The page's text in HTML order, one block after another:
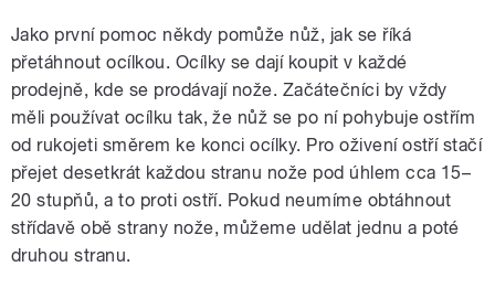
Jako první pomoc někdy pomůže nůž, jak se říká
přetáhnout ocílkou. Ocílky se dají koupit v každé
prodejně, kde se prodávají nože. Začátečníci by vždy
měli používat ocílku tak, že nůž se po ní pohybuje ostřím
od rukojeti směrem ke konci ocílky. Pro oživení ostří stačí
přejet desetkrát každou stranu nože pod úhlem cca 15–
20 stupňů, a to proti ostří. Pokud neumíme obtáhnout
střídavě obě strany nože, můžeme udělat jednu a poté
druhou stranu.